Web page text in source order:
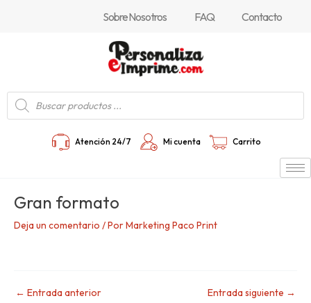
Sobre Nosotros FAQ Contacto
Búsqueda
de
productos
Atención 24/7 Mi cuenta Carrito
Gran formato
Deja un comentario / PorMarketing Paco Print
← Entrada anterior Entrada siguiente →